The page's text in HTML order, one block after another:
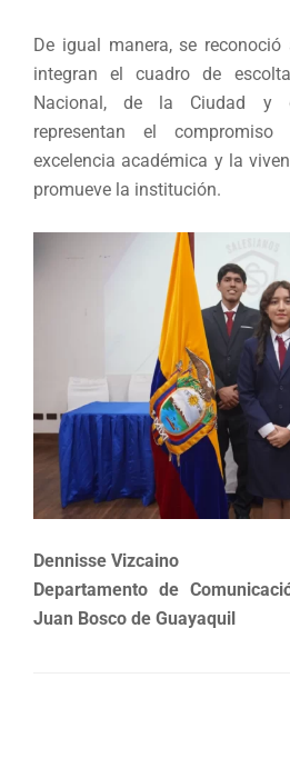
De igual manera, se
integran el cuadro de
Nacional, de la Ciudad y
representan el
excelencia académica y la
promueve la institución.
Dennisse Vizcaino
Departamento de
Juan Bosco de Guayaquil